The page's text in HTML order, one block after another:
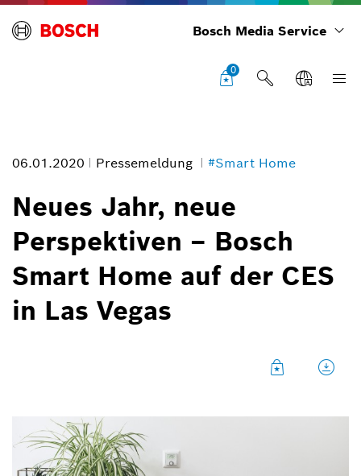
Bosch Media Service
0
06.01.2020 Pressemeldung #Smart Home
Neues Jahr, neue
Perspektiven – Bosch
Smart Home auf der CES
in Las Vegas
Neues Jahr, neue Perspektiven – Bosch Smart Home auf der CES in
Las Vegas